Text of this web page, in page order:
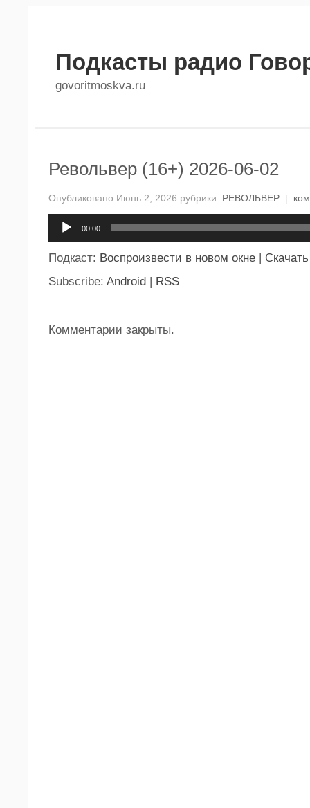
Подкасты радио
govoritmoskva.ru
Револьвер (16+) 2026-06-02
Опубликовано Июнь 2, 2026 рубрики: РЕВОЛЬВЕР |
00:00
Подкаст: Воспроизвести в новом окне | Скачать
Subscribe: Android | RSS
Комментарии закрыты.